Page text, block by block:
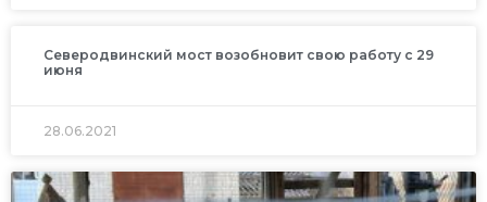
Северодвинский мост возобновит свою работу с 29
июня
28.06.2021